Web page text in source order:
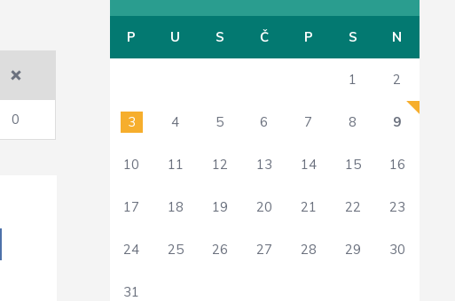
0
P U S Č P S N
1 2
3 4 5 6 7 8 9
10 11 12 13 14 15 16
17 18 19 20 21 22 23
24 25 26 27 28 29 30
31